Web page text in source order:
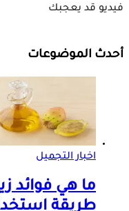
فيديو قد يعجبك
أحدث الموضوعات
اخبار التجميل
ما هي فوائد
طريقة